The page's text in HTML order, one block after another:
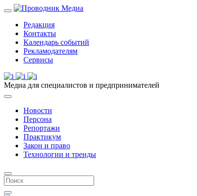
Редакция
Контакты
Календарь событий
Рекламодателям
Сервисы
Медиа для специалистов и предпринимателей
Новости
Персона
Репортажи
Практикум
Закон и право
Технологии и тренды